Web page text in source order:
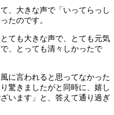
、大きな声で「いってらっし
たのです。
ても大きな声で、とても元気
、とっても清々しかったで
に言われると思ってなかった
驚きましたがと同時に、嬉し
います」と、答えて通り過ぎ